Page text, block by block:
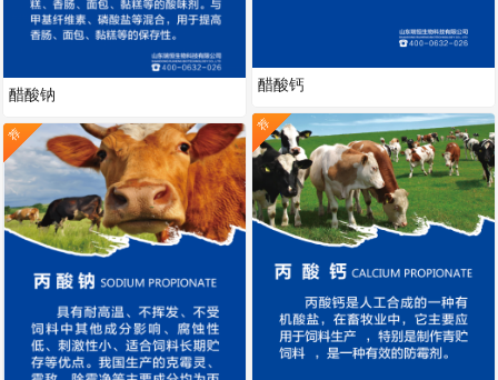
醋酸钠
荐
醋酸钙
荐